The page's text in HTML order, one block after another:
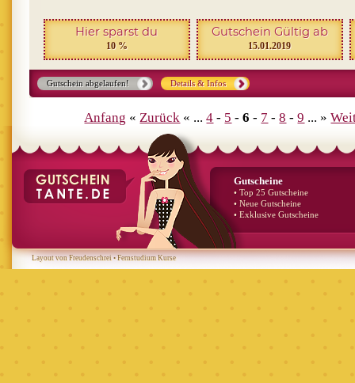
Hier sparst du
10 %
Gutschein Gültig ab
15.01.2019
Gutschein abgelaufen! Details & Infos
Anfang «Zurück « ...4 - 5 -6 - 7 -8 -9 ... »
Gutscheine
• Top 25 Gutscheine
• Neue Gutscheine
• Exklusive Gutscheine
Layout von Freudenschrei•Fernstudium Kurse